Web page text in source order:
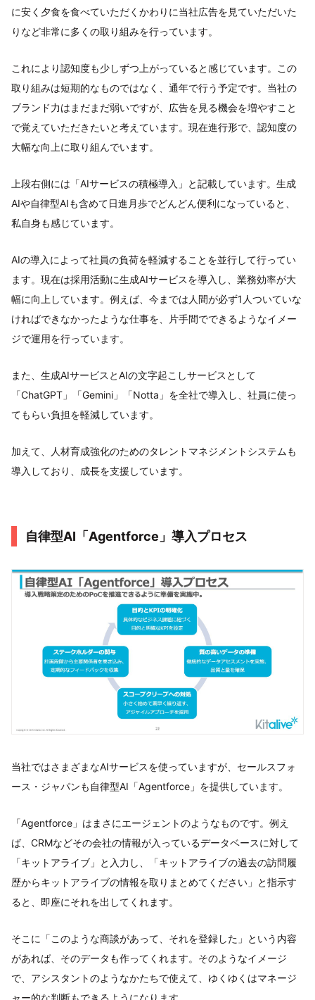
に安く夕食を食べていただくかわりに当社広告を見ていただいた
りなど非常に多くの取り組みを行っています。
これにより認知度も少しずつ上がっていると感じています。この
取り組みは短期的なものではなく、通年で行う予定です。当社の
ブランド力はまだまだ弱いですが、広告を見る機会を増やすこと
で覚えていただきたいと考えています。現在進行形で、認知度の
大幅な向上に取り組んでいます。
上段右側には「AIサービスの積極導入」と記載しています。生成
AIや自律型AIも含めて日進月歩でどんどん便利になっていると、
私自身も感じています。
AIの導入によって社員の負荷を軽減することを並行して行ってい
ます。現在は採用活動に生成AIサービスを導入し、業務効率が大
幅に向上しています。例えば、今までは人間が必ず1人ついていな
ければできなかったような仕事を、片手間でできるようなイメー
ジで運用を行っています。
また、生成AIサービスとAIの文字起こしサービスとして
「ChatGPT」「Gemini」「Notta」を全社で導入し、社員に使っ
てもらい負担を軽減しています。
加えて、人材育成強化のためのタレントマネジメントシステムも
導入しており、成長を支援しています。
自律型AI「Agentforce」導入プロセス
当社ではさまざまなAIサービスを使っていますが、セールスフォ
ース・ジャパンも自律型AI「Agentforce」を提供しています。
「Agentforce」はまさにエージェントのようなものです。例え
ば、CRMなどその会社の情報が入っているデータベースに対して
「キットアライブ」と入力し、「キットアライブの過去の訪問履
歴からキットアライブの情報を取りまとめてください」と指示す
ると、即座にそれを出してくれます。
そこに「このような商談があって、それを登録した」という内容
があれば、そのデータも作ってくれます。そのようなイメージ
で、アシスタントのようなかたちで使えて、ゆくゆくはマネージ
ャー的な判断もできるようになります。